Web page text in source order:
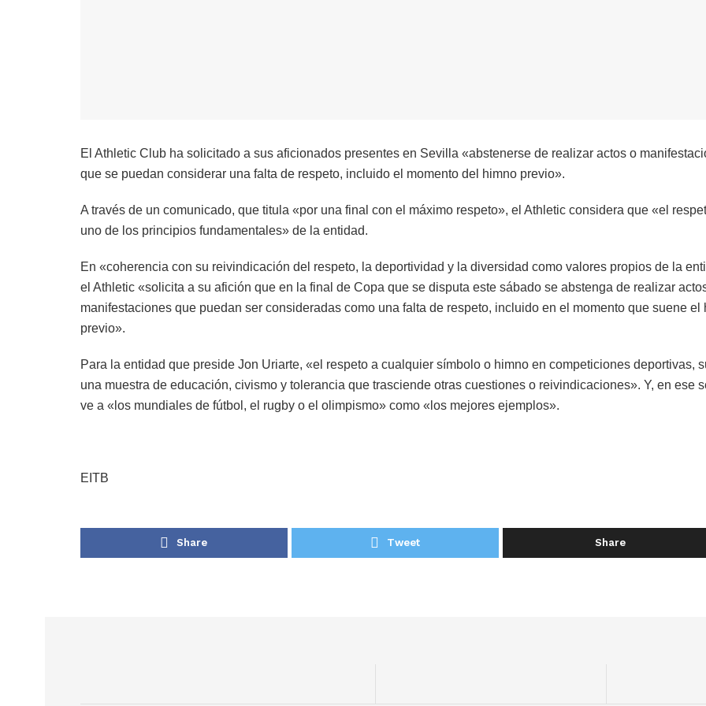
El Athletic Club ha solicitado a sus aficionados presentes en Sevilla «abstenerse de realizar actos o
que se puedan considerar una falta de respeto, incluido el momento del himno previo».
A través de un comunicado, que titula «por una final con el máximo respeto», el Athletic considera que «el
uno de los principios fundamentales» de la entidad.
En «coherencia con su reivindicación del respeto, la deportividad y la diversidad como valores propios de la
el Athletic «solicita a su afición que en la final de Copa que se disputa este sábado se abstenga de realizar
manifestaciones que puedan ser consideradas como una falta de respeto, incluido en el momento que suene el
previo».
Para la entidad que preside Jon Uriarte, «el respeto a cualquier símbolo o himno en competiciones deportivas,
una muestra de educación, civismo y tolerancia que trasciende otras cuestiones o reivindicaciones». Y, en ese
ve a «los mundiales de fútbol, el rugby o el olimpismo» como «los mejores ejemplos».
EITB
Share Tweet Share